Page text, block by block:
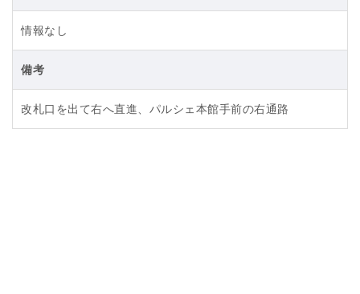
情報なし
備考
改札口を出て右へ直進、パルシェ本館手前の右通路